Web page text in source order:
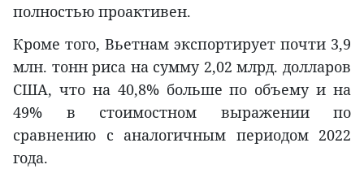
полностью проактивен.
Кроме того, Вьетнам экспортирует почти 3,9
млн. тонн риса на сумму 2,02 млрд. долларов
США, что на 40,8% больше по объему и на
49% в стоимостном выражении по
сравнению с аналогичным периодом 2022
года.